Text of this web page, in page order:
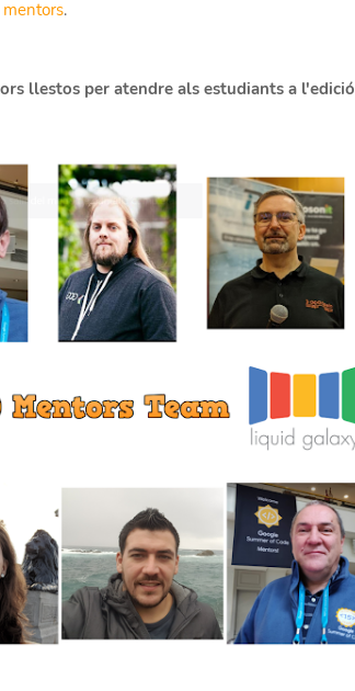
mentors.
llestos per atendre als estudiants a l'edició